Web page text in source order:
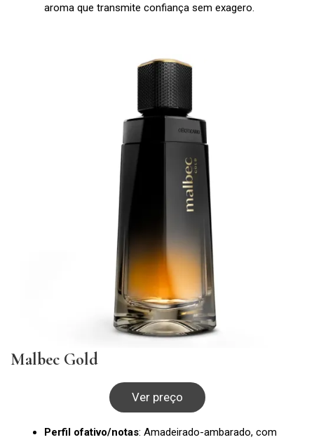
aroma que transmite confiança sem exagero.
Malbec Gold
Ver preço
Perfil ofativo/notas: Amadeirado-ambarado, com